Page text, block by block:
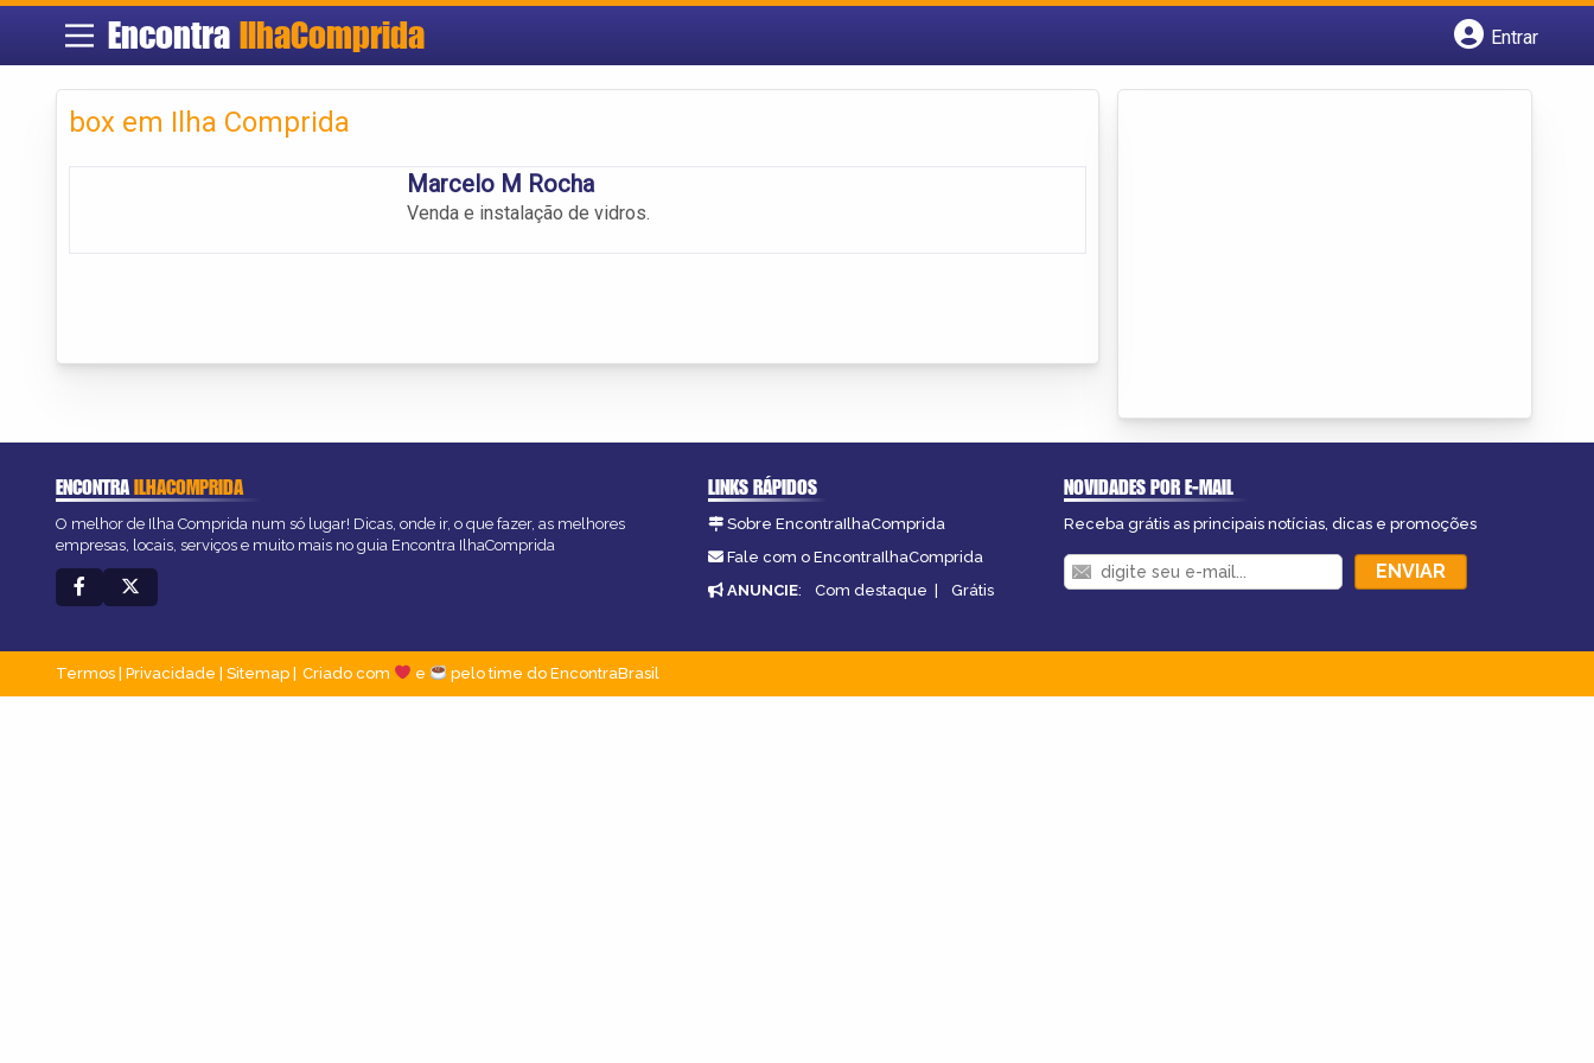
Encontra IlhaComprida
Entrar
box em Ilha Comprida
Marcelo M Rocha
Venda e instalação de vidros.
ENCONTRAILHACOMPRIDA
O melhor de Ilha Comprida num só lugar! Dicas, onde ir, o que fazer, as melhores
empresas, locais, serviços e muito mais no guia Encontra IlhaComprida
LINKS RÁPIDOS
Sobre EncontraIlhaComprida
Fale com o EncontraIlhaComprida
ANUNCIE: Com destaque | Grátis
NOVIDADES POR E-MAIL
Receba grátis as principais notícias, dicas e promoções
Termos Privacidade Sitemap Criado com e pelo time do EncontraBrasil